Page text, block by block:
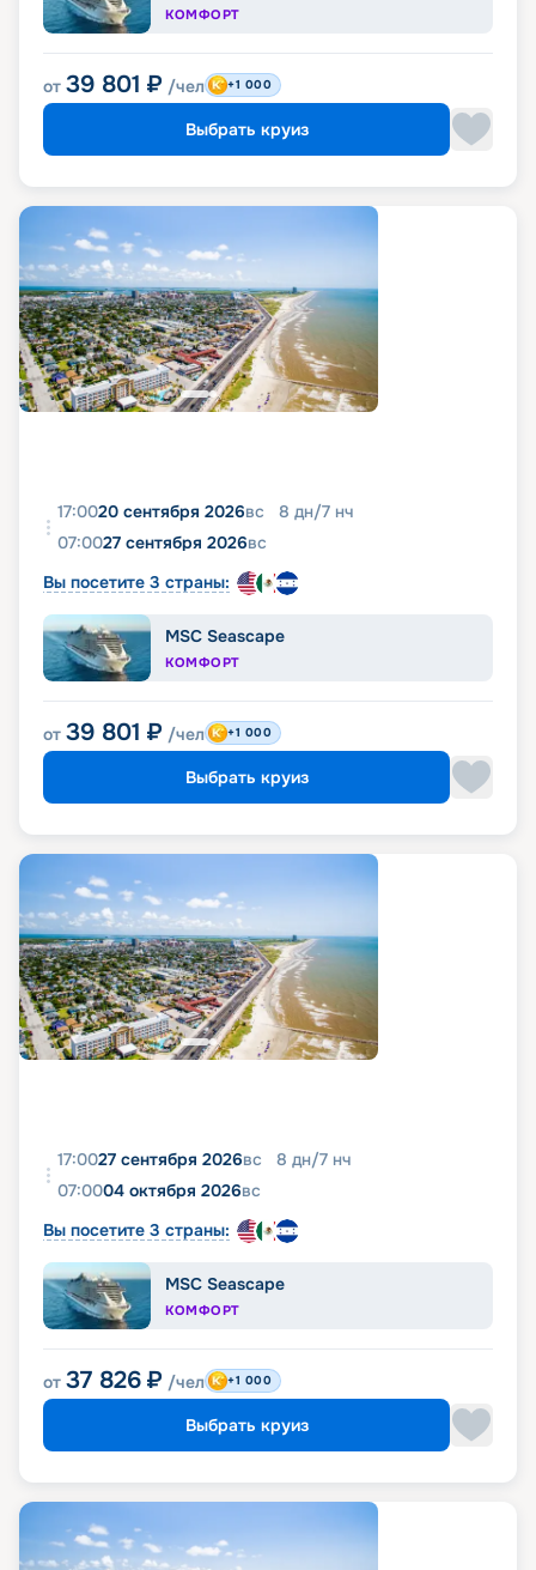
КОМФОРТ
от 39 801 ₽ /чел +1 000
Выбрать круиз
17:0020 сентября 2026вс 8 дн/7 нч
07:0027 сентября 2026вс
Вы посетите 3 страны:
MSC Seascape
КОМФОРТ
от 39 801 ₽ /чел +1 000
Выбрать круиз
17:0027 сентября 2026вс 8 дн/7 нч
07:0004 октября 2026вс
Вы посетите 3 страны:
MSC Seascape
КОМФОРТ
от 37 826 ₽ /чел +1 000
Выбрать круиз